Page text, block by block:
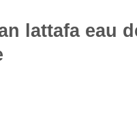
lattafa eau